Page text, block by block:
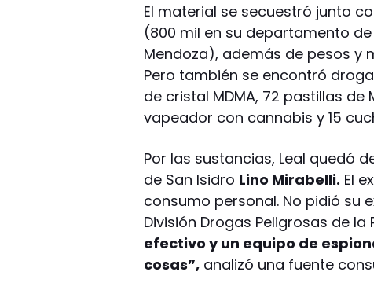
El material se secuestró junto
(800 mil en su departamento de
Mendoza), además de pesos y
Pero también se encontró
de cristal MDMA, 72 pastillas de
vapeador con cannabis y 15
Por las sustancias, Leal quedó
de San Isidro Lino Mirabelli. El
consumo personal. No pidió su
División Drogas Peligrosas de la
efectivo y un equipo de
cosas”, analizó una fuente